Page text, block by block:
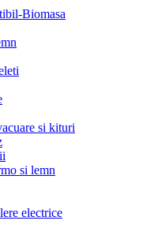
Biomasa
si kituri
si lemn
electrice